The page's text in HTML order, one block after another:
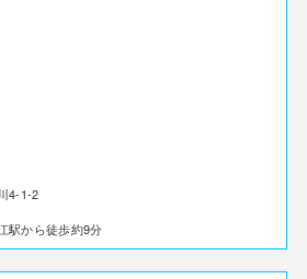
4-1-2
駅から徒歩約9分